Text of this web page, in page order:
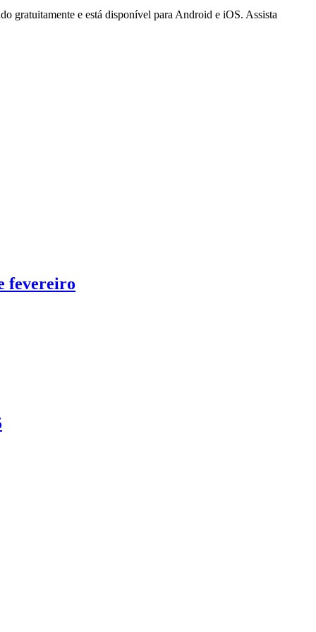
gratuitamente e está disponível para Android e iOS. Assista
fevereiro